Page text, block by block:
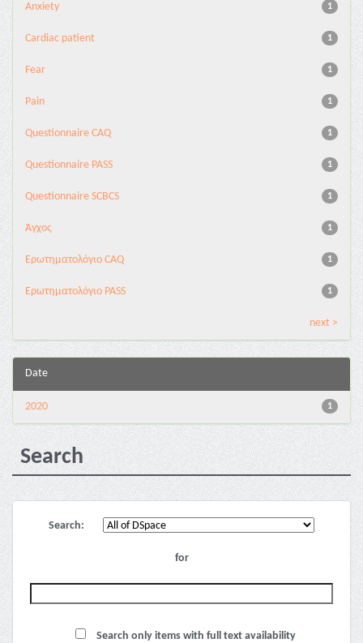
1
Anxiety
1
Cardiac patient
1
Fear
1
Pain
1
Questionnaire CAQ
1
Questionnaire PASS
1
Questionnaire SCBCS
1
Άγχος
1
Ερωτηματολόγιο CAQ
1
Ερωτηματολόγιο PASS
next >
Date
1
2020
Search
Search:
for
Search only items with full text availability